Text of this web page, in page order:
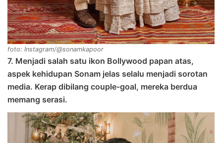
foto: Instagram/@sonamkapoor
7. Menjadi salah satu ikon Bollywood papan atas,
aspek kehidupan Sonam jelas selalu menjadi sorotan
media. Kerap dibilang couple-goal, mereka berdua
memang serasi.